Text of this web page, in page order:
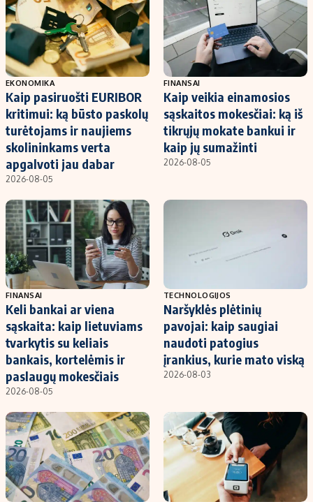
EKONOMIKA
Kaip pasiruošti EURIBOR
kritimui: ką būsto paskolų
turėtojams ir naujiems
skolininkams verta
apgalvoti jau dabar
2026-08-05
FINANSAI
Kaip veikia einamosios
sąskaitos mokesčiai: ką iš
tikrųjų mokate bankui ir
kaip jų sumažinti
2026-08-05
FINANSAI
Keli bankai ar viena
sąskaita: kaip lietuviams
tvarkytis su keliais
bankais, kortelėmis ir
paslaugų mokesčiais
2026-08-05
TECHNOLOGIJOS
Naršyklės plėtinių
pavojai: kaip saugiai
naudoti patogius
įrankius, kurie mato viską
2026-08-03